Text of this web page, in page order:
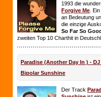
1993 die
Forgive Me .
an Bedeutung
die einzige
So Far So
zweiten Top 10 Charthit in
Paradise (Another Day In ) - DJ
Bipolar Sunshine
Der Track